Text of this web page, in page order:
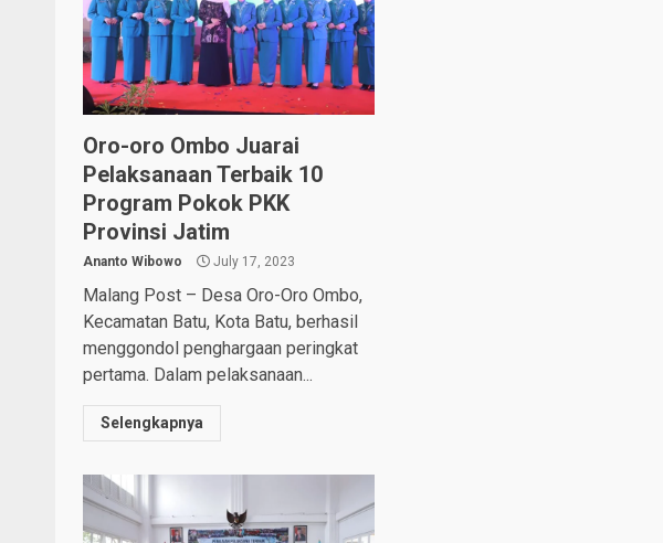
Oro-oro Ombo Juarai
Pelaksanaan Terbaik 10
Program Pokok PKK
Provinsi Jatim
Ananto Wibowo July 17, 2023
Malang Post – Desa Oro-Oro Ombo,
Kecamatan Batu, Kota Batu, berhasil
menggondol penghargaan peringkat
pertama. Dalam pelaksanaan...
Selengkapnya